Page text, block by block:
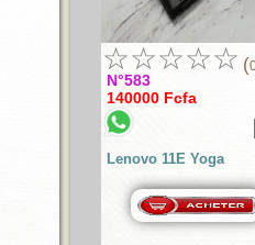
☆☆☆☆☆ (
N°583
140000 Fcfa
Lenovo 11E Yoga